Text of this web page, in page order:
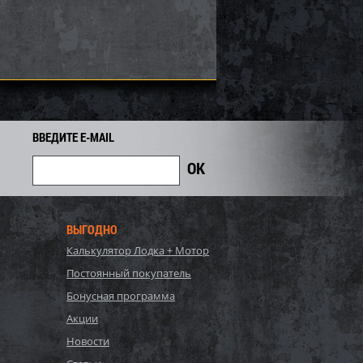
8 100
Экономия
6 660 i
Экономия
Bestway, Стальной
16296л...
Экономия
P20-2052-S, Polygroup,
Каркасный бассейн
549х274х132см, 17203л...
86 000
81 700
4 300 Экономия
ВВЕДИТЕ E-MAIL
ВЫГОДНО
Калькулятор Лодка + Мотор
Постоянный покупатель
Бонусная программа
Акции
Новости